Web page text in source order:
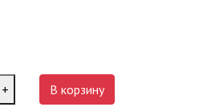
ДЕКОРАТИВНАЯ ПОДСВЕТКА
+
В корзину